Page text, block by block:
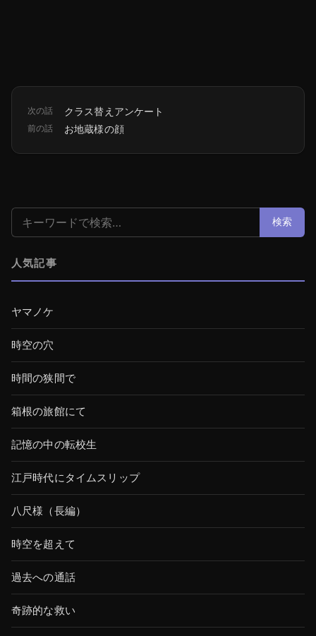
次の話 クラス替えアンケート
前の話 お地蔵様の顔
検索: 検索
人気記事
ヤマノケ
時空の穴
時間の狭間で
箱根の旅館にて
記憶の中の転校生
江戸時代にタイムスリップ
八尺様（長編）
時空を超えて
過去への通話
奇跡的な救い